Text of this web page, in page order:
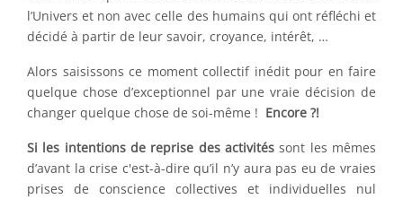
l’Univers et non avec celle des humains qui ont réfléchi et
décidé à partir de leur savoir, croyance, intérêt, …
Alors saisissons ce moment collectif inédit pour en faire
quelque chose d’exceptionnel par une vraie décision de
changer quelque chose de soi-même ! Encore ?!
Si les intentions de reprise des activités sont les mêmes
d’avant la crise c'est-à-dire qu’il n’y aura pas eu de vraies
prises de conscience collectives et individuelles nul